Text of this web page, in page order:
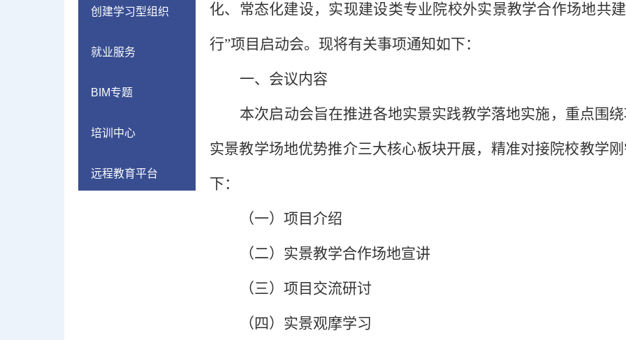
创建学习型组织
就业服务
BIM专题
培训中心
远程教育平台
化、常态化建设，实现建设类专业院校外实景教学合作场地共
行”项目启动会。现将有关事项通知如下：
一、 会议内容
本次启动会旨在推进各地实景实践教学落地实施，重点围
实景教学场地优势推介三大核心板块开展，精准对接院校教学
下：
（一） 项目介绍
（二） 实景教学合作场地宣讲
（三） 项目交流研讨
（四） 实景观摩学习